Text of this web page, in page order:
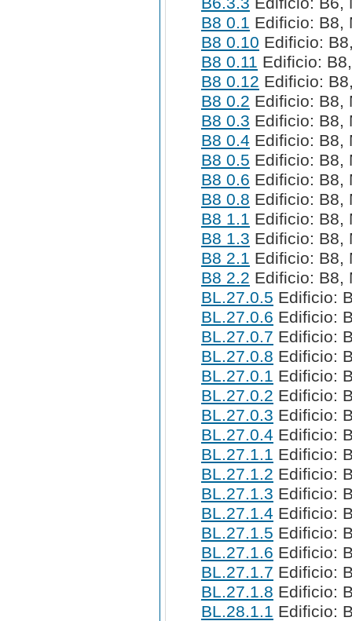
B8 0.1 Edificio: B8,
B8 0.10 Edificio:
B8 0.11 Edificio:
B8 0.12 Edificio:
B8 0.2 Edificio: B8,
B8 0.3 Edificio: B8,
B8 0.4 Edificio: B8,
B8 0.5 Edificio: B8,
B8 0.6 Edificio: B8,
B8 0.8 Edificio: B8,
B8 1.1 Edificio: B8,
B8 1.3 Edificio: B8,
B8 2.1 Edificio: B8,
B8 2.2 Edificio: B8,
BL.27.0.5 Edificio:
BL.27.0.6 Edificio:
BL.27.0.7 Edificio:
BL.27.0.8 Edificio:
BL.27.0.1 Edificio:
BL.27.0.2 Edificio:
BL.27.0.3 Edificio:
BL.27.0.4 Edificio:
BL.27.1.1 Edificio:
BL.27.1.2 Edificio:
BL.27.1.3 Edificio:
BL.27.1.4 Edificio:
BL.27.1.5 Edificio:
BL.27.1.6 Edificio:
BL.27.1.7 Edificio:
BL.27.1.8 Edificio:
BL.28.1.1 Edificio: